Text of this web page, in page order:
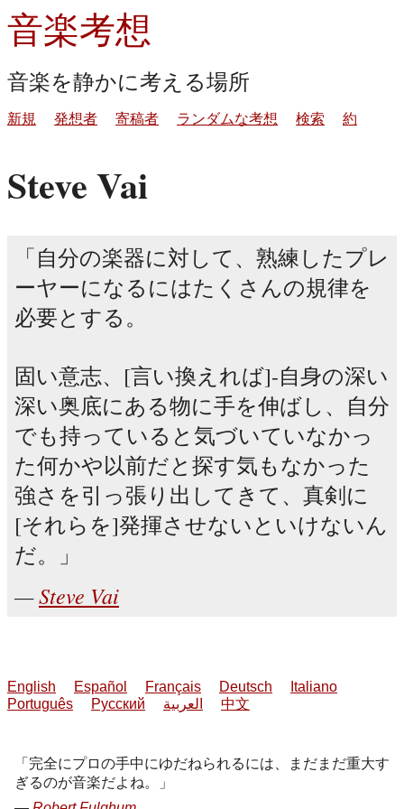
音楽考想
音楽を静かに考える場所
新規 発想者 寄稿者 ランダムな考想 検索 約
Steve Vai
自分の楽器に対して、熟練したプレ
ーヤーになるにはたくさんの規律を
必要とする。
固い意志、[言い換えれば]-自身の深い
深い奥底にある物に手を伸ばし、自分
でも持っていると気づいていなかっ
た何かや以前だと探す気もなかった
強さを引っ張り出してきて、真剣に
[それらを]発揮させないといけないん
だ。
Steve Vai
English Español Français Deutsch
Italiano
Português
Русский العربية 中文
完全にプロの手中にゆだねられるには、まだまだ重大す
ぎるのが音楽だよね。